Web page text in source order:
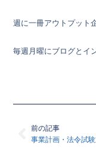
週に一冊アウトプット
毎週月曜にブログとイ
前の記事